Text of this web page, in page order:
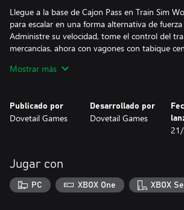
Llegue a la base de Cajon Pass en Train Sim
para escalar en una forma alternativa de
Administre su velocidad, tome el control del
mercancías, ahora con vagones con tabique
vagones de plataforma.
Mostrar más
Publicado por
Dovetail Games
Desarrollado por
Dovetail Games
Jugar con
PC XBOX One XBOX